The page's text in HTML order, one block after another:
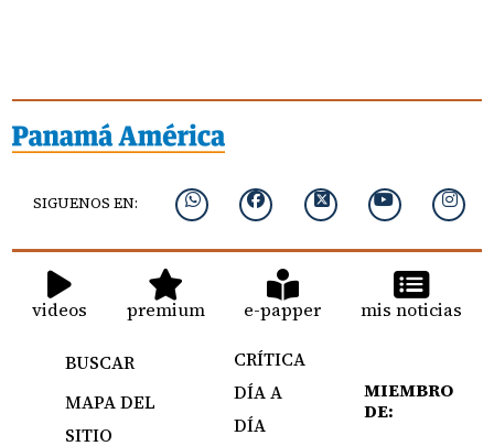
SIGUENOS EN:
videos premium e-papper mis noticias
BUSCAR
MAPA DEL
SITIO
CRÍTICA
DÍA A
DÍA
MIEMBRO
DE: